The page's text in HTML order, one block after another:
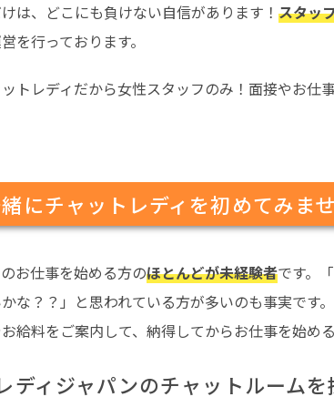
は、どこにも負けない自信があります！ スタッ
を行っております。
トレディだから女性スタッフのみ！面接やお
にチャットレディを初めてみま
お仕事を始める方のほとんどが未経験者です。
な？？」と思われている方が多いのも事実で
給料をご案内して、納得してからお仕事を始め
ディジャパンのチャットルームを